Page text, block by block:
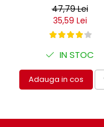
47,79 Lei
35,59 Lei
IN STOC
Adauga in cos